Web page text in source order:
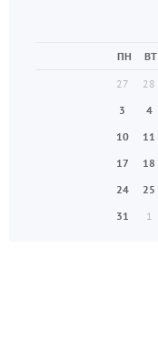
ПН ВТ
27
28
3
4
10
11
17
18
24
25
31
1